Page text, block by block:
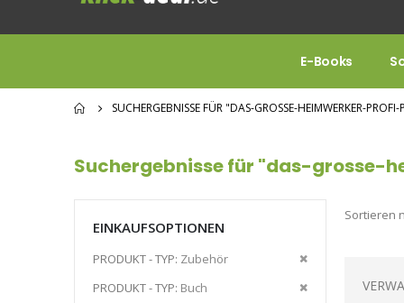
E-Books
SUCHERGEBNISSE FÜR "DAS-GROSSE-HEIMWERKER-
Suchergebnisse für "das-
Sortieren
EINKAUFSOPTIONEN
PRODUKT - TYP Zubehör
Diesen
PRODUKT - TYP Buch
Diesen